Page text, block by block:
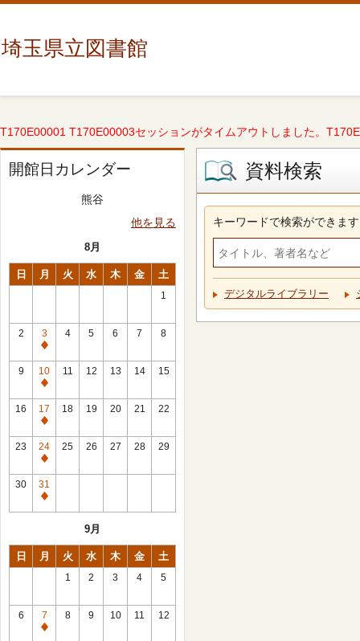
埼玉県立図書館
T170E00001 T170E00003セッションがタイムアウトしました。
開館日カレンダー
熊谷
他を見る
8月
日 月 火 水 木 金 土
1
2
3
休
館
日
4 5 6 7 8
9
10
休
館
日
11 12 13 14 15
16
17
休
館
日
18 19 20 21 22
23
24
休
館
日
25 26 27 28 29
30
31
休
9月
日 月 火 水 木 金 土
1 2 3 4 5
6
7
休
8 9 10 11 12
資料検索
キーワードで検索ができます
デジタルライブラリー